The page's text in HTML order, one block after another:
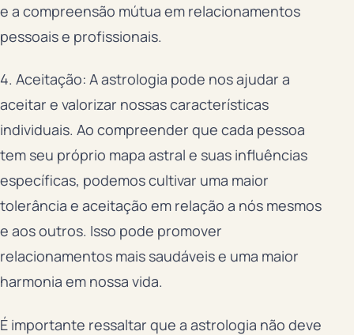
e a compreensão mútua em relacionamentos
pessoais e profissionais.
4. Aceitação: A astrologia pode nos ajudar a
aceitar e valorizar nossas características
individuais. Ao compreender que cada pessoa
tem seu próprio mapa astral e suas influências
específicas, podemos cultivar uma maior
tolerância e aceitação em relação a nós mesmos
e aos outros. Isso pode promover
relacionamentos mais saudáveis e uma maior
harmonia em nossa vida.
É importante ressaltar que a astrologia não deve